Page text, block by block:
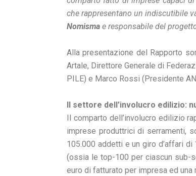
che rappresentano un indiscutibile
Nomisma e responsabile del
Alla presentazione del Rapporto
Artale, Direttore Generale di
PILE) e Marco Rossi (Presidente
Il settore dell’involucro edilizio:
Il comparto dell’involucro edilizio
imprese produttrici di serramenti,
105.000 addetti e un giro d’affari
(ossia le top-100 per ciascun sub-
euro di fatturato per impresa ed una